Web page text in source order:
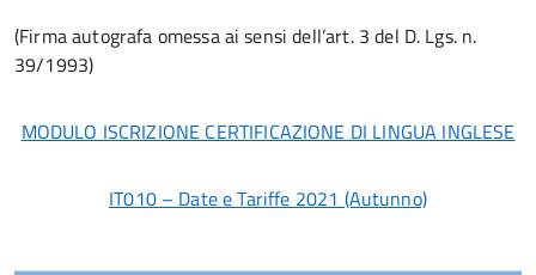
(Firma autografa omessa ai sensi dell’art. 3 del D. Lgs. n.
39/1993)
MODULO ISCRIZIONE CERTIFICAZIONE DI LINGUA INGLESE
IT010 – Date e Tariffe 2021 (Autunno)